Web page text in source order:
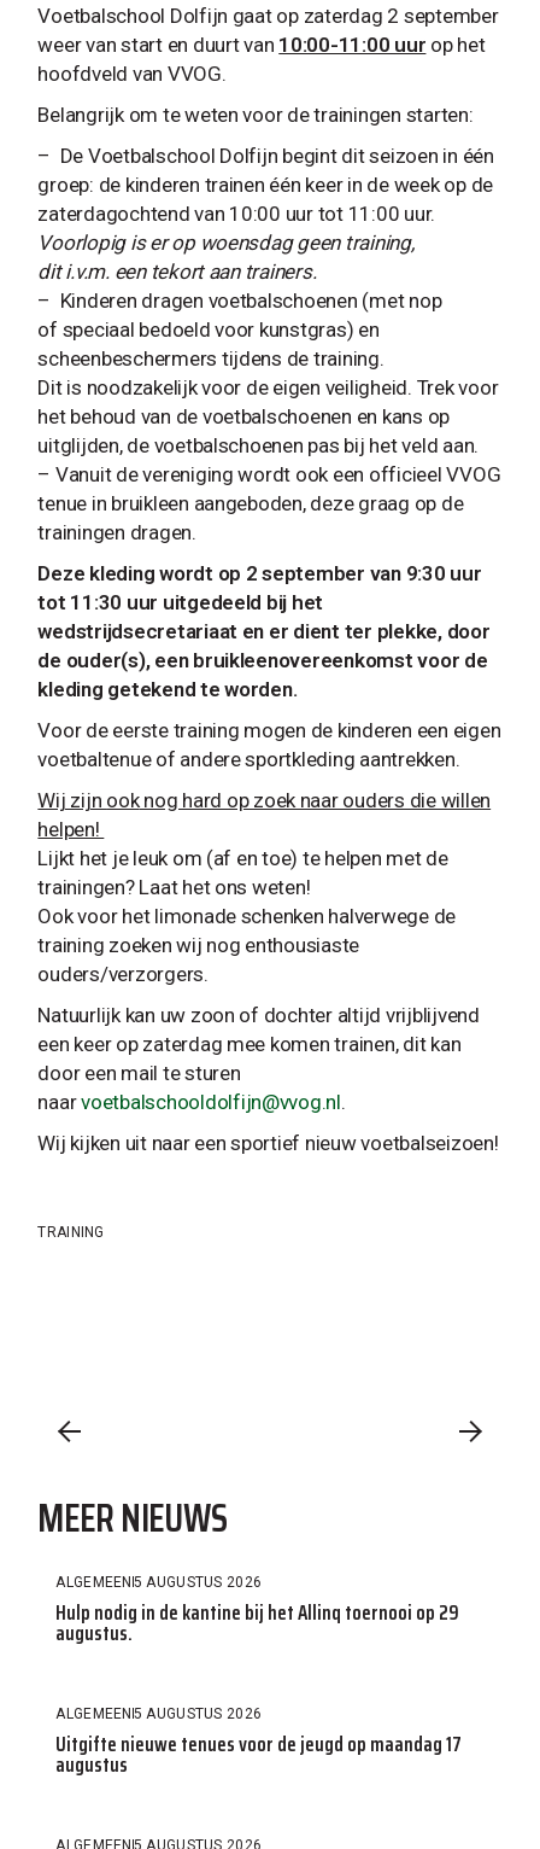
Voetbalschool Dolfijn gaat op zaterdag 2 september
weer van start en duurt van 10:00-11:00 uur op het
hoofdveld van VVOG.
Belangrijk om te weten voor de trainingen starten:
– De Voetbalschool Dolfijn begint dit seizoen in één
groep: de kinderen trainen één keer in de week op de
zaterdagochtend van 10:00 uur tot 11:00 uur.
Voorlopig is er op woensdag geen training,
dit i.v.m. een tekort aan trainers.
– Kinderen dragen voetbalschoenen (met nop
of speciaal bedoeld voor kunstgras) en
scheenbeschermers tijdens de training.
Dit is noodzakelijk voor de eigen veiligheid. Trek voor
het behoud van de voetbalschoenen en kans op
uitglijden, de voetbalschoenen pas bij het veld aan.
– Vanuit de vereniging wordt ook een officieel VVOG
tenue in bruikleen aangeboden, deze graag op de
trainingen dragen.
Deze kleding wordt op 2 september van 9:30 uur
tot 11:30 uur uitgedeeld bij het
wedstrijdsecretariaat en er dient ter plekke, door
de ouder(s), een bruikleenovereenkomst voor de
kleding getekend te worden.
Voor de eerste training mogen de kinderen een eigen
voetbaltenue of andere sportkleding aantrekken.
Wij zijn ooknog hard op zoek naar ouders die willen
helpen!
Lijkt het je leuk om (af en toe) te helpen met de
trainingen? Laat het ons weten!
Ook voor het limonade schenken halverwege de
training zoeken wij nog enthousiaste
ouders/verzorgers.
Natuurlijk kan uw zoon of dochter altijd vrijblijvend
een keer op zaterdag mee komen trainen, dit kan
door een mail te sturen
naarvoetbalschooldolfijn@vvog.nl.
Wij kijken uit naar een sportief nieuw voetbalseizoen!
TRAINING
MEER NIEUWS
ALGEMEEN5 AUGUSTUS 2026
Hulp nodig in de kantine bij het Allinq toernooi op 29
augustus.
ALGEMEEN5 AUGUSTUS 2026
Uitgifte nieuwe tenues voor de jeugd op maandag 17
augustus
ALGEMEEN5 AUGUSTUS 2026